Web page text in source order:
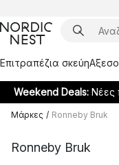
Επιτραπέζια σκεύη
Weekend Deals: Νέες
Μάρκες / Ronneby Bruk
Ronneby Bruk